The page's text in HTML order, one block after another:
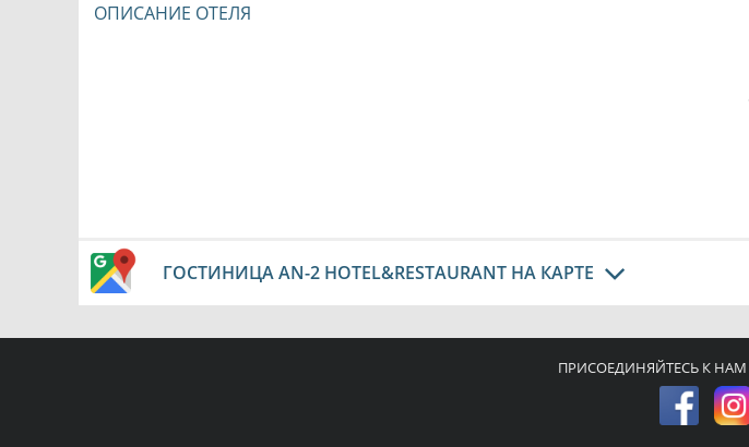
ОПИСАНИЕ ОТЕЛЯ
ГОСТИНИЦА AN-2 HOTEL&RESTAURANT НА КАРТЕ
ПРИСОЕДИНЯЙТЕСЬ К